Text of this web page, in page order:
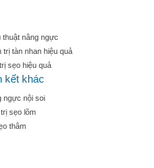
thuật nâng ngực
trị tàn nhan hiệu quả
sẹo hiệu quả
kết khác
ngực nội soi
sẹo lõm
thâm